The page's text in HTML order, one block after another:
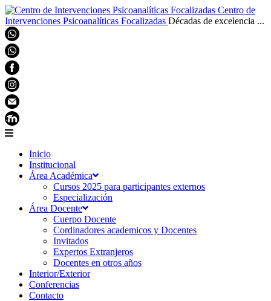
Centro de
Intervenciones Psicoanalíticas Focalizadas Décadas de excelencia ...
Inicio
Institucional
Área Académica
Cursos 2025 para participantes externos
Especialización
Área Docente
Cuerpo Docente
Cordinadores academicos y Docentes
Invitados
Expertos Extranjeros
Docentes en otros años
Interior/Exterior
Conferencias
Contacto